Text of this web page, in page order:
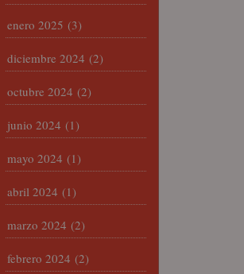
enero 2025 (3)
diciembre 2024 (2)
octubre 2024 (2)
junio 2024 (1)
mayo 2024 (1)
abril 2024 (1)
marzo 2024 (2)
febrero 2024 (2)